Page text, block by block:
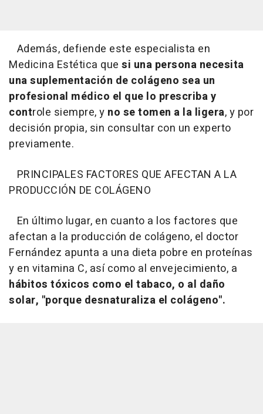
Además, defiende este especialista en
Medicina Estética que si una persona necesita
una suplementación de colágeno sea un
profesional médico el que lo prescriba y
controle siempre, y no se tomen a la ligera, y por
decisión propia, sin consultar con un experto
previamente.
PRINCIPALES FACTORES QUE AFECTAN A LA
PRODUCCIÓN DE COLÁGENO
En último lugar, en cuanto a los factores que
afectan a la producción de colágeno, el doctor
Fernández apunta a una dieta pobre en proteínas
y en vitamina C, así como al envejecimiento, a
hábitos tóxicos como el tabaco, o al daño
solar, "porque desnaturaliza el colágeno".